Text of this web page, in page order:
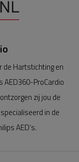
de Hartstichting en
AED360-ProCardio
zij jou de
in de
AED’s.